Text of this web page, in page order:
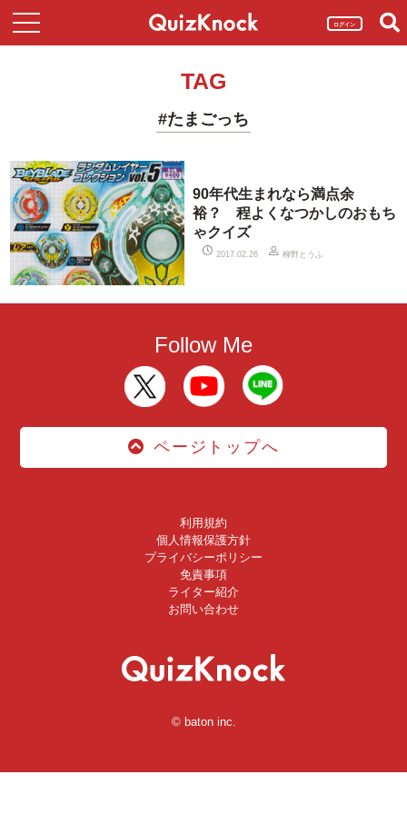
ログイン
TAG
#たまごっち
90年代生まれなら満点余
裕？ 程よくなつかしのおもち
ゃクイズ
2017.02.26 柳野とうふ
Follow Me
ページトップへ
利用規約
個人情報保護方針
プライバシーポリシー
免責事項
ライター紹介
お問い合わせ
© baton inc.